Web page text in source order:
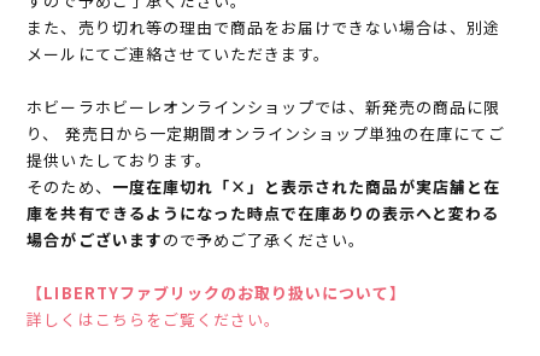
また、売り切れ等の理由で商品をお届けできない場合は、別途
メールにてご連絡させていただきます。
ホビーラホビーレオンラインショップでは、新発売の商品に限
り、 発売日から一定期間オンラインショップ単独の在庫にてご
提供いたしております。
そのため、 一度在庫切れ「×」と表示された商品が実店舗と在
庫を共有できるようになった時点で在庫ありの表示へと変わる
場合がございますので予めご了承ください。
【LIBERTYファブリックのお取り扱いについて】
詳しくはこちらをご覧ください。